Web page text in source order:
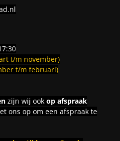
t/m november)
t/m februari)
zijn wij ook op afspraak
ons op om een afspraak te